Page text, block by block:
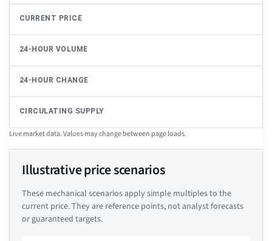
CURRENT PRICE
24-HOUR VOLUME
24-HOUR CHANGE
CIRCULATING SUPPLY
Live market data. Values may change between page loads.
Illustrative price scenarios
These mechanical scenarios apply simple multiples to the
current price. They are reference points, not analyst forecasts
or guaranteed targets.